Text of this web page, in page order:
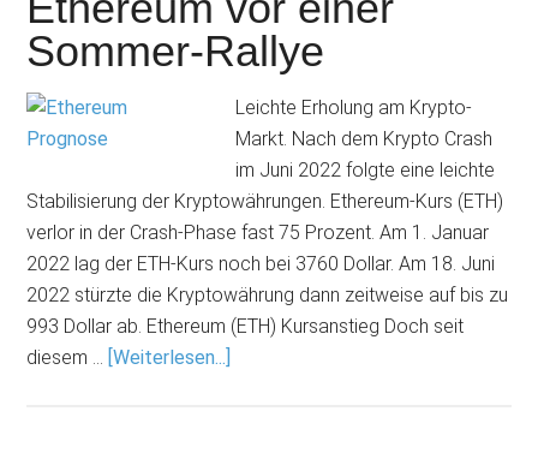
Sommer-Rallye
Leichte Erholung am Krypto-
Markt. Nach dem Krypto Crash
im Juni 2022 folgte eine leichte
Stabilisierung der Kryptowährungen. Ethereum-Kurs (ETH)
verlor in der Crash-Phase fast 75 Prozent. Am 1. Januar
2022 lag der ETH-Kurs noch bei 3760 Dollar. Am 18. Juni
2022 stürzte die Kryptowährung dann zeitweise auf bis zu
993 Dollar ab. Ethereum (ETH) Kursanstieg Doch seit
diesem … [Weiterlesen...]